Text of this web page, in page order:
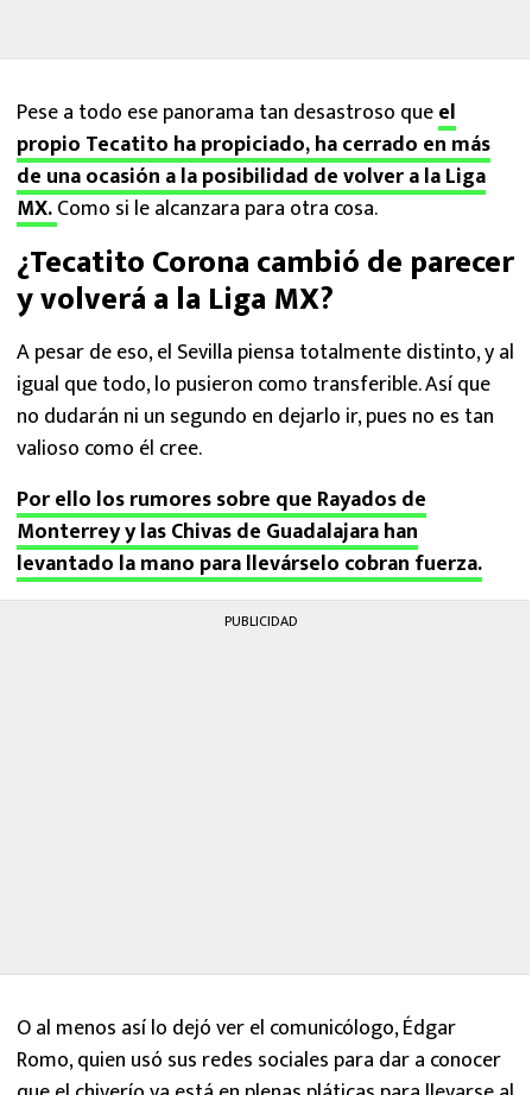
Pese a todo ese panorama tan desastroso queel
propio Tecatito ha propiciado, ha cerrado en más
de una ocasión a la posibilidad de volver a la Liga
MX.Como si le alcanzara para otra cosa.
¿Tecatito Corona cambió de parecer
y volverá a la Liga MX?
A pesar de eso, el Sevilla piensa totalmente distinto, y al
igual que todo, lo pusieron como transferible. Así que
no dudarán ni un segundo en dejarlo ir, pues no es tan
valioso como él cree.
Por ello los rumores sobre que Rayados de
Monterrey y las Chivas de Guadalajara han
levantado la mano para llevárselo cobran fuerza.
PUBLICIDAD
O al menos así lo dejó ver el comunicólogo, Édgar
Romo, quien usó sus redes sociales para dar a conocer